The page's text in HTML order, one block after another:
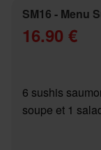
SM16 - Menu
16.90 €
6 sushis
soupe et 1